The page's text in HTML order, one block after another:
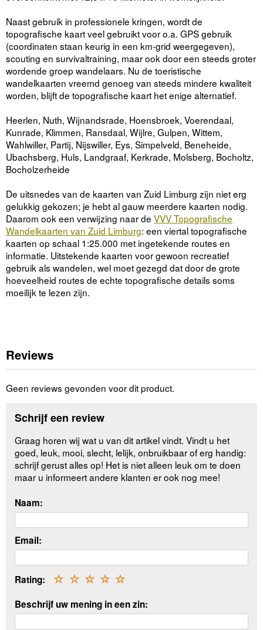
Naast gebruik in professionele kringen, wordt de
topografische kaart veel gebruikt voor o.a. GPS gebruik
(coordinaten staan keurig in een km-grid weergegeven),
scouting en survivaltraining, maar ook door een steeds groter
wordende groep wandelaars. Nu de toeristische
wandelkaarten vreemd genoeg van steeds mindere kwaliteit
worden, blijft de topografische kaart het enige alternatief.
Heerlen, Nuth, Wijnandsrade, Hoensbroek, Voerendaal,
Kunrade, Klimmen, Ransdaal, Wijlre, Gulpen, Wittem,
Wahlwiller, Partij, Nijswiller, Eys, Simpelveld, Beneheide,
Ubachsberg, Huls, Landgraaf, Kerkrade, Molsberg, Bocholtz,
Bocholzerheide
De uitsnedes van de kaarten van Zuid Limburg zijn niet erg
gelukkig gekozen; je hebt al gauw meerdere kaarten nodig.
Daarom ook een verwijzing naar de VVV Topografische
Wandelkaarten van Zuid Limburg: een viertal topografische
kaarten op schaal 1:25.000 met ingetekende routes en
informatie. Uitstekende kaarten voor gewoon recreatief
gebruik als wandelen, wel moet gezegd dat door de grote
hoeveelheid routes de echte topografische details soms
moeilijk te lezen zijn.
Reviews
Geen reviews gevonden voor dit product.
Schrijf een review
Graag horen wij wat u van dit artikel vindt. Vindt u het
goed, leuk, mooi, slecht, lelijk, onbruikbaar of erg handig:
schrijf gerust alles op! Het is niet alleen leuk om te doen
maar u informeert andere klanten er ook nog mee!
Naam:
Email:
Rating: ☆
☆
☆
☆
☆
Beschrijf uw mening in een zin: